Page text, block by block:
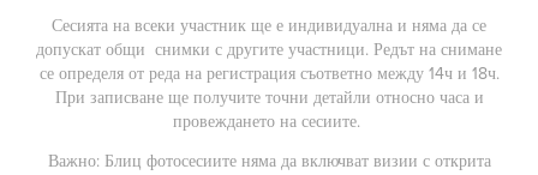
Сесията на всеки участник ще е индивидуална и няма да се
допускат общи снимки с другите участници. Редът на снимане
се определя от реда на регистрация съответно между 14ч и 18ч.
При записване ще получите точни детайли относно часа и
провеждането на сесиите.
Важно: Блиц фотосесиите няма да включват визии с открита